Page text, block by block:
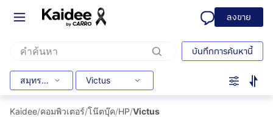
ลงขาย
บันทึกการค้นหานี้
สมุทรปราการ Victus
Kaidee/คอมพิวเตอร์/โน๊ตบุ๊ค/HP/Victus